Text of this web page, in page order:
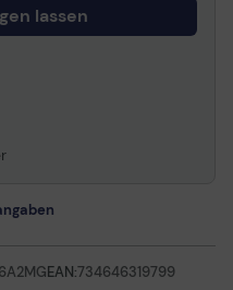
lassen
EAN:734646319799